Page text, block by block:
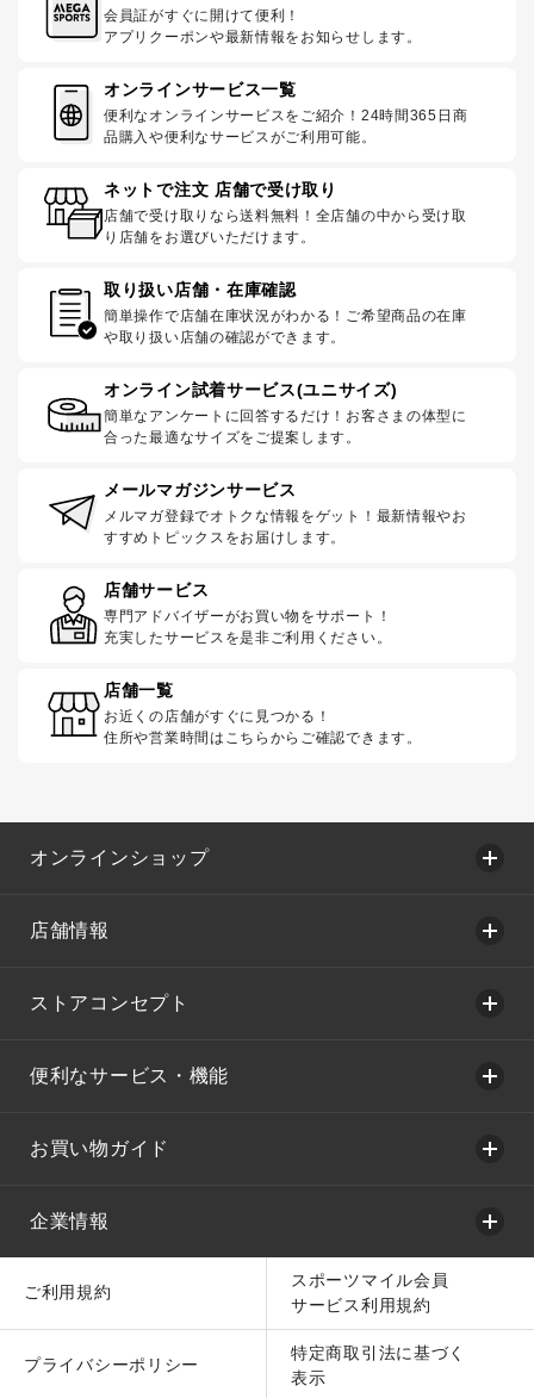
会員証がすぐに開けて便利！
アプリクーポンや最新情報をお知らせします。
オンラインサービス一覧
便利なオンラインサービスをご紹介！24時間365日商
品購入や便利なサービスがご利用可能。
ネットで注文 店舗で受け取り
店舗で受け取りなら送料無料！全店舗の中から受け取
り店舗をお選びいただけます。
取り扱い店舗・在庫確認
簡単操作で店舗在庫状況がわかる！ご希望商品の在庫
や取り扱い店舗の確認ができます。
オンライン試着サービス(ユニサイズ)
簡単なアンケートに回答するだけ！お客さまの体型に
合った最適なサイズをご提案します。
メールマガジンサービス
メルマガ登録でオトクな情報をゲット！最新情報やお
すすめトピックスをお届けします。
店舗サービス
専門アドバイザーがお買い物をサポート！
充実したサービスを是非ご利用ください。
店舗一覧
お近くの店舗がすぐに見つかる！
住所や営業時間はこちらからご確認できます。
オンラインショップ
店舗情報
ストアコンセプト
便利なサービス・機能
お買い物ガイド
企業情報
ご利用規約
スポーツマイル会員
サービス利用規約
プライバシーポリシー
特定商取引法に基づく
表示